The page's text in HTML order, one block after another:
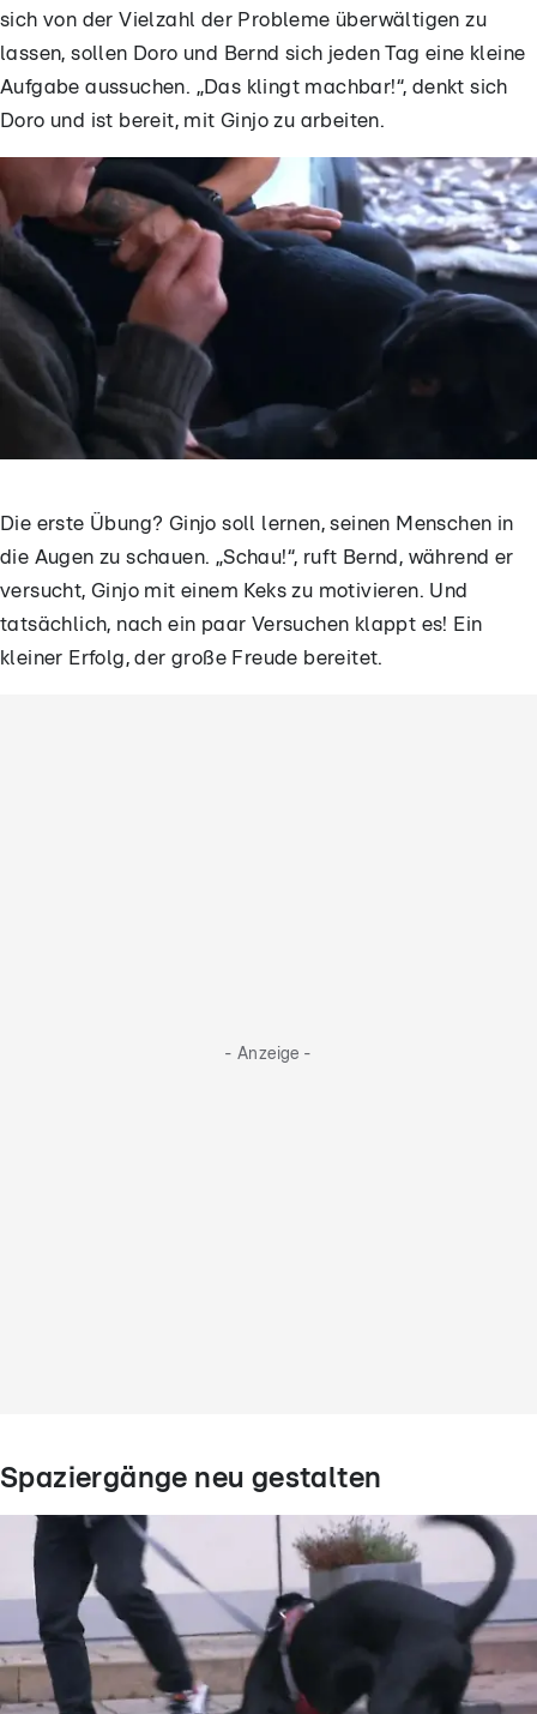
sich von der Vielzahl der Probleme überwältigen zu
lassen, sollen Doro und Bernd sich jeden Tag eine kleine
Aufgabe aussuchen. „Das klingt machbar!“, denkt sich
Doro und ist bereit, mit Ginjo zu arbeiten.
Die erste Übung? Ginjo soll lernen, seinen Menschen in
die Augen zu schauen. „Schau!“, ruft Bernd, während er
versucht, Ginjo mit einem Keks zu motivieren. Und
tatsächlich, nach ein paar Versuchen klappt es! Ein
kleiner Erfolg, der große Freude bereitet.
- Anzeige -
Spaziergänge neu gestalten